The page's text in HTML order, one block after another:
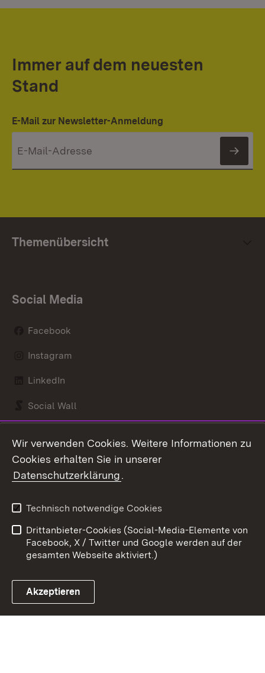
Immer auf dem neuesten
Stand
E-Mail zur Newsletter-Anmeldung
Themenübersicht
Social Media
Facebook
Instagram
LinkedIn
Social Wall
Link zum Landesportal
Kontakt
Barrierefreiheit
Impressum
Cookies
Wir verwenden Cookies. Weitere Informationen zu
Cookies erhalten Sie in unserer
Datenschutzerklärung.
Technisch notwendige Cookies
Drittanbieter-Cookies (Social-Media-Elemente von
Facebook, X / Twitter und Google werden auf der
gesamten Webseite aktiviert.)
Akzeptieren